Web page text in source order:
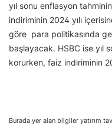
yıl sonu enflasyon
indiriminin 2024 yılı
göre para politikasında
başlayacak. HSBC ise yıl
korurken, faiz indiriminin
Burada yer alan bilgiler yatırım